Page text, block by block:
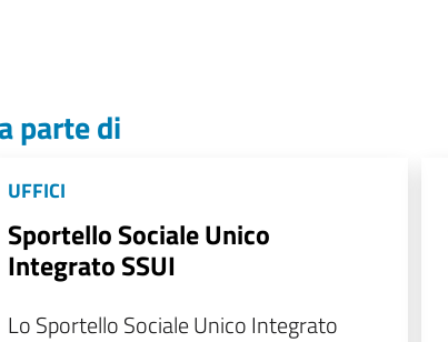
parte di
UFFICI
Sportello Sociale Unico
Integrato SSUI
Lo Sportello Sociale Unico Integrato